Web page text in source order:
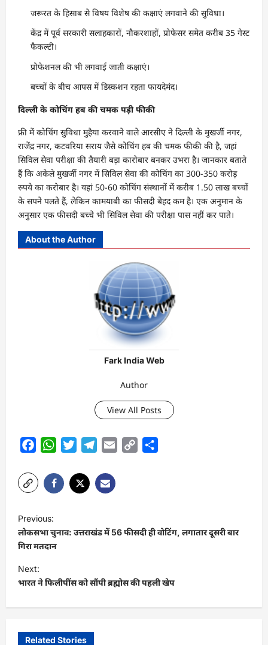
जरूरत के हिसाब से विषय विशेष की कक्षाएं लगवाने की सुविधा।
केंद्र में पूर्व सरकारी सलाहकारों, नौकरशाहों, प्रोफेसर समेत करीब 35 गेस्ट
फैकल्टी।
प्रोफेशनल की भी लगवाई जाती कक्षाएं।
बच्चों के बीच आपस में डिस्कशन रहता फायदेमंद।
दिल्ली के कोचिंग हब की चमक पड़ी फीकी
फ्री में कोचिंग सुविधा मुहैया करवाने वाले आरसीए ने दिल्ली के मुखर्जी नगर,
राजेंद्र नगर, कटवरिया सराय जैसे कोचिंग हब की चमक फीकी की है, जहां
सिविल सेवा परीक्षा की तैयारी बड़ा कारोबार बनकर उभरा है। जानकार बताते
हैं कि अकेले मुखर्जी नगर में सिविल सेवा की कोचिंग का 300-350 करोड़
रुपये का करोबार है। यहां 50-60 कोचिंग संस्थानों में करीब 1.50 लाख बच्चों
के सपने पलते हैं, लेकिन कामयाबी का फीसदी बेहद कम है। एक अनुमान के
अनुसार एक फीसदी बच्चे भी सिविल सेवा की परीक्षा पास नहीं कर पाते।
About the Author
Fark India Web
Author
View All Posts
FacebookWhatsAppTwitterTelegram
Email
Copy
o
s
t
n
a
Previous:
लोकसभा चुनाव: उत्तराखंड में 56 फीसदी ही वोटिंग, लगातार दूसरी बार
गिरा मतदान
Next:
भारत ने फिलीपींस को सौंपी ब्रह्मोस की पहली खेप
Related Stories